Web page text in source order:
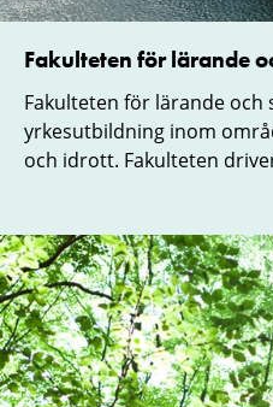
Fakulteten för lärande
Fakulteten för lärande och
yrkesutbildning inom
och idrott. Fakulteten